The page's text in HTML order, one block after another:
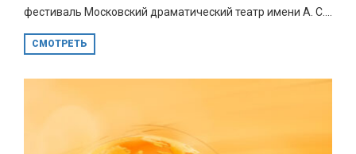
фестиваль Московский драматический театр имени А. С....
СМОТРЕТЬ